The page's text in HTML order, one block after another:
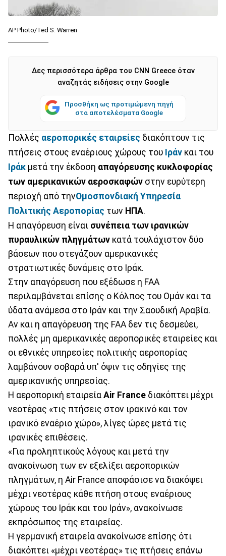
AP Photo/Ted S. Warren
Δες περισσότερα άρθρα του CNN Greece όταν
αναζητάς ειδήσεις στην Google
Προσθήκη ως προτιμώμενη πηγή
στα αποτελέσματα Google
Πολλές αεροπορικές εταιρείες διακόπτουν τις
πτήσεις στους εναέριους χώρους του Ιράν και του
Ιράκ μετά την έκδοση απαγόρευσης κυκλοφορίας
των αμερικανικών αεροσκαφών στην ευρύτερη
περιοχή από τηνΟμοσπονδιακή Υπηρεσία
Πολιτικής Αεροπορίας των ΗΠΑ.
Η απαγόρευση είναι συνέπεια των ιρανικών
πυραυλικών πληγμάτων κατά τουλάχιστον δύο
βάσεων που στεγάζουν αμερικανικές
στρατιωτικές δυνάμεις στο Ιράκ.
Στην απαγόρευση που εξέδωσε η FAA
περιλαμβάνεται επίσης ο Κόλπος του Ομάν και τα
ύδατα ανάμεσα στο Ιράν και την Σαουδική Αραβία.
Αν και η απαγόρευση της FAA δεν τις δεσμεύει,
πολλές μη αμερικανικές αεροπορικές εταιρείες και
οι εθνικές υπηρεσίες πολιτικής αεροπορίας
λαμβάνουν σοβαρά υπ' όψιν τις οδηγίες της
αμερικανικής υπηρεσίας.
Η αεροπορική εταιρεία Air France διακόπτει μέχρι
νεοτέρας «τις πτήσεις στον ιρακινό και τον
ιρανικό εναέριο χώρο», λίγες ώρες μετά τις
ιρανικές επιθέσεις.
«Για προληπτικούς λόγους και μετά την
ανακοίνωση των εν εξελίξει αεροπορικών
πληγμάτων, η Air France αποφάσισε να διακόψει
μέχρι νεοτέρας κάθε πτήση στους εναέριους
χώρους του Ιράκ και του Ιράν», ανακοίνωσε
εκπρόσωπος της εταιρείας.
Η γερμανική εταιρεία ανακοίνωσε επίσης ότι
διακόπτει «μέχρι νεοτέρας» τις πτήσεις επάνω